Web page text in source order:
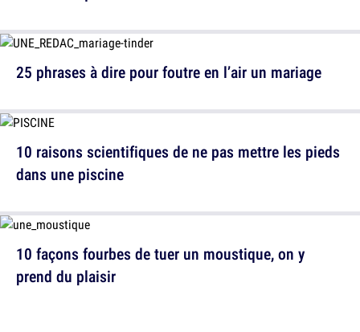
25 phrases à dire pour foutre en l’air un mariage
10 façons fourbes de tuer un moustique, on y
prend du plaisir
10 raisons scientifiques de ne pas mettre les pieds
dans une piscine